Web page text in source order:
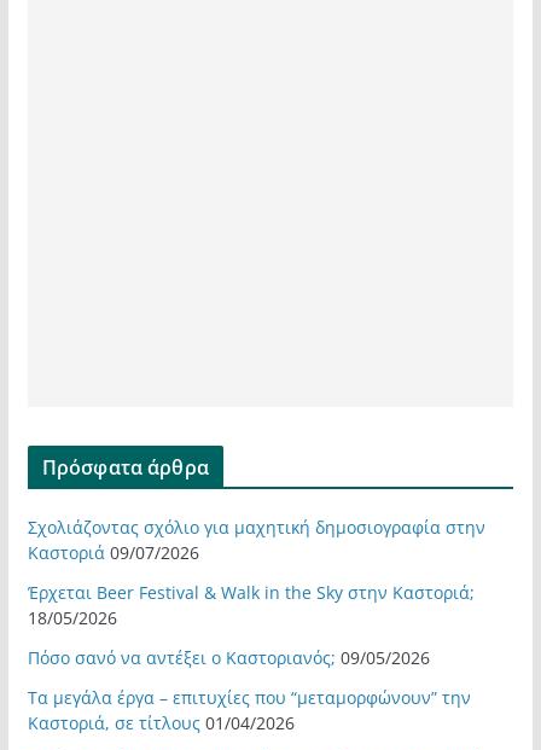
Πρόσφατα άρθρα
Σχολιάζοντας σχόλιο για μαχητική δημοσιογραφία στην
Καστοριά 09/07/2026
Έρχεται Beer Festival & Walk in the Sky στην Καστοριά;
18/05/2026
Πόσο σανό να αντέξει ο Καστοριανός; 09/05/2026
Τα μεγάλα έργα – επιτυχίες που “μεταμορφώνουν” την
Καστοριά, σε τίτλους 01/04/2026